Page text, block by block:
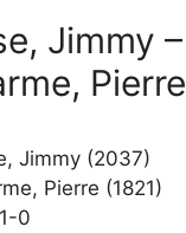
Jimmy –
Pierre
Jimmy (2037)
Pierre (1821)
0